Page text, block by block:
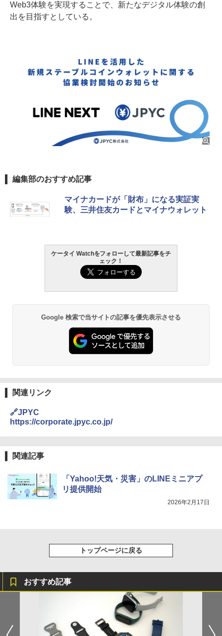
Web3体験を実現することで、新たなデジタル体験の創
出を目指すとしている。
編集部のおすすめ記事
マイナカードが「財布」になる実証実
験、三井住友カードとマイナウォレット
ケータイ Watchをフォローして最新記事をチ
ェック！
Google 検索で当サイトの記事を優先表示させる
関連リンク
🔗JPYC
https://corporate.jpyc.co.jp/
関連記事
「Yahoo!天気・災害」のLINEミニアプ
リ提供開始
2026年2月17日
トップページに戻る
おすすめ記事